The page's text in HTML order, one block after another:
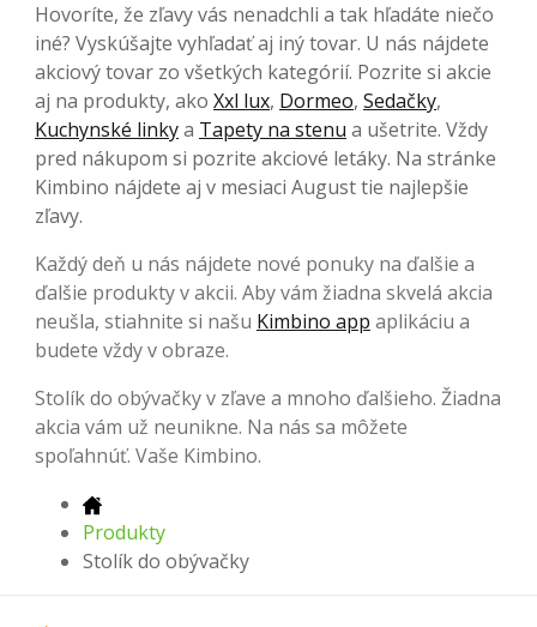
Hovoríte, že zľavy vás nenadchli a tak hľadáte niečo
iné? Vyskúšajte vyhľadať aj iný tovar. U nás nájdete
akciový tovar zo všetkých kategórií. Pozrite si akcie
aj na produkty, ako Xxl lux, Dormeo, Sedačky,
Kuchynské linkya Tapety na stenu a ušetrite. Vždy
pred nákupom si pozrite akciové letáky. Na stránke
Kimbino nájdete aj v mesiaci August tie najlepšie
zľavy.
Každý deň u nás nájdete nové ponuky na ďalšie a
ďalšie produkty v akcii. Aby vám žiadna skvelá akcia
neušla, stiahnite si našu Kimbino app aplikáciu a
budete vždy v obraze.
Stolík do obývačky v zľave a mnoho ďalšieho. Žiadna
akcia vám už neunikne. Na nás sa môžete
spoľahnúť. Vaše Kimbino.
Produkty
Stolík do obývačky